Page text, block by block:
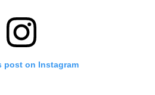
post on Instagram